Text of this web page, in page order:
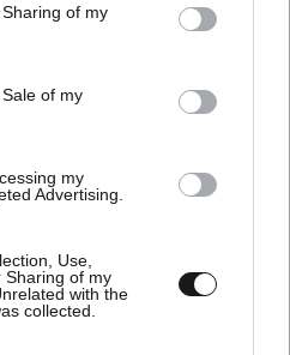
behaviour. You may click to
and its third-party tags to
purposes in below Google
of my
of my
my
Advertising.
Use,
Sharing of my
with the
collected.
παντελώς αδιάφοροι για
τρόπο !